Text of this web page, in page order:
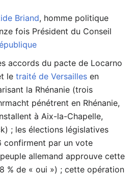
Briand, homme politique
fois Président du Conseil
accords du pacte de Locarno
le traité de Versailles en
la Rhénanie (trois
pénétrent en Rhénanie,
à Aix-la-Chapelle,
; les élections législatives
confirment par un vote
allemand approuve cette
% de « oui ») ; cette opération